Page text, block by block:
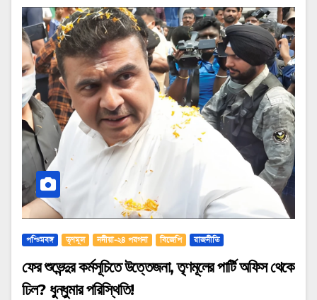
পশ্চিমবঙ্গ তৃণমূল নদীয়া-২৪ পরগনা বিজেপি রাজনীতি
ফের শুভেন্দুর কর্মসূচিতে উত্তেজনা, তৃণমূলের পার্টি অফিস থেকে
ঢিল? ধুন্ধুমার পরিস্থিতি!